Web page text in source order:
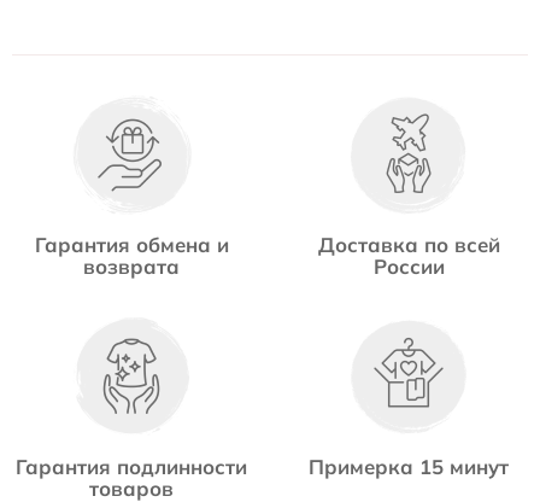
Гарантия обмена и
возврата
Доставка по всей
России
Гарантия подлинности
товаров
Примерка 15 минут